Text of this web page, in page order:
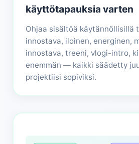
käyttötapauksia varten
Ohjaa sisältöä käytännöllisillä
innostava, iloinen, energinen,
innostava, treeni, vlogi-intro,
enemmän — kaikki säädetty
projektiisi sopiviksi.